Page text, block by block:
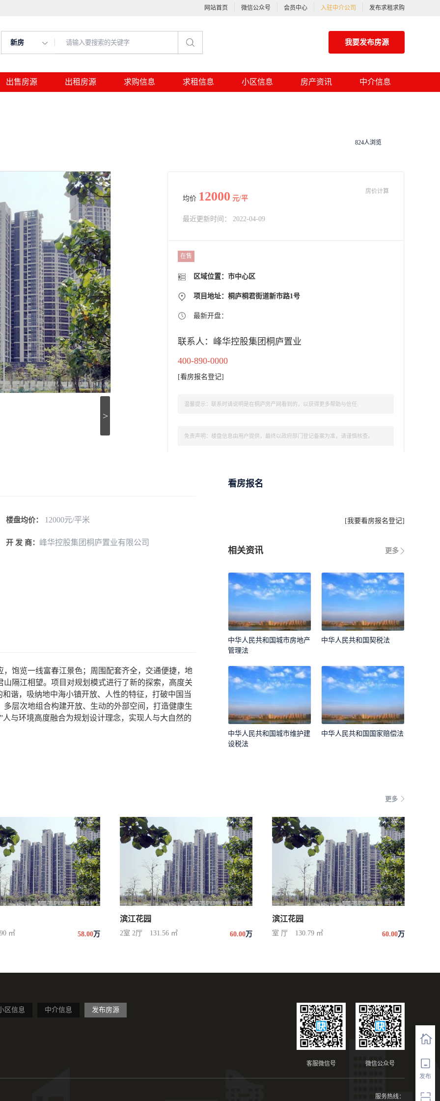
网站首页 微信公众号 会员中心 入驻中介公司 发布求租求购
新房 我要发布房源
出售房源 出租房源 求购信息 求租信息 小区信息 房产资讯 中介信息
发布
824人浏览
>
均价 12000 元/平
房价计算
最近更新时间： 2022-04-09
在售
区域位置： 市中心区
项目地址：桐庐桐君街道新市路1号
最新开盘：
联系人：峰华控股集团桐庐置业
400-890-0000
[看房报名登记]
温馨提示：联系时请说明是在桐庐房产网看到的，以获得更多帮助与信任.
免责声明：楼盘信息由用户提供，最终以政府部门登记备案为准，请谨慎核查。
楼盘均价： 12000元/平米
开 发 商： 峰华控股集团桐庐置业有限公司
饱览一线富春江景色；周围配套齐全，交通便捷，地
隔江相望。项目对规划模式进行了新的探索，高度关
谐，吸纳地中海小镇开放、人性的特征，打破中国当
层次地组合构建开放、生动的外部空间，打造健康生
与环境高度融合为规划设计理念，实现人与大自然的
看房报名
[我要看房报名登记]
更多
相关资讯
中华人民共和国城市房地产
管理法
中华人民共和国契税法
中华人民共和国城市维护建
设税法
中华人民共和国国家赔偿法
更多
㎡ 58.00万
滨江花园
2室 2厅 131.56 ㎡ 60.00万
滨江花园
室 厅 130.79 ㎡ 60.00万
区信息 中介信息 发布房源
微信公众号
客服微信号
服务热线：